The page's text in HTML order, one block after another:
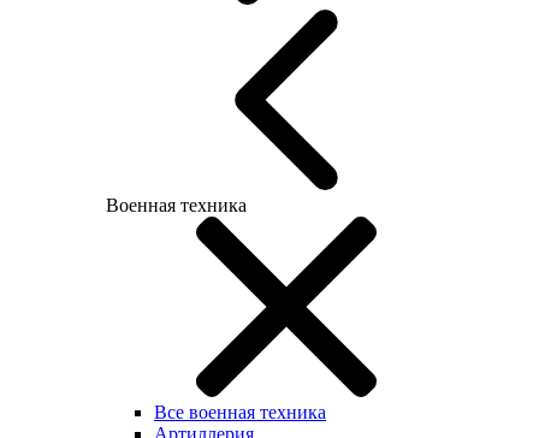
Военная техника
Все военная техника
Артиллерия